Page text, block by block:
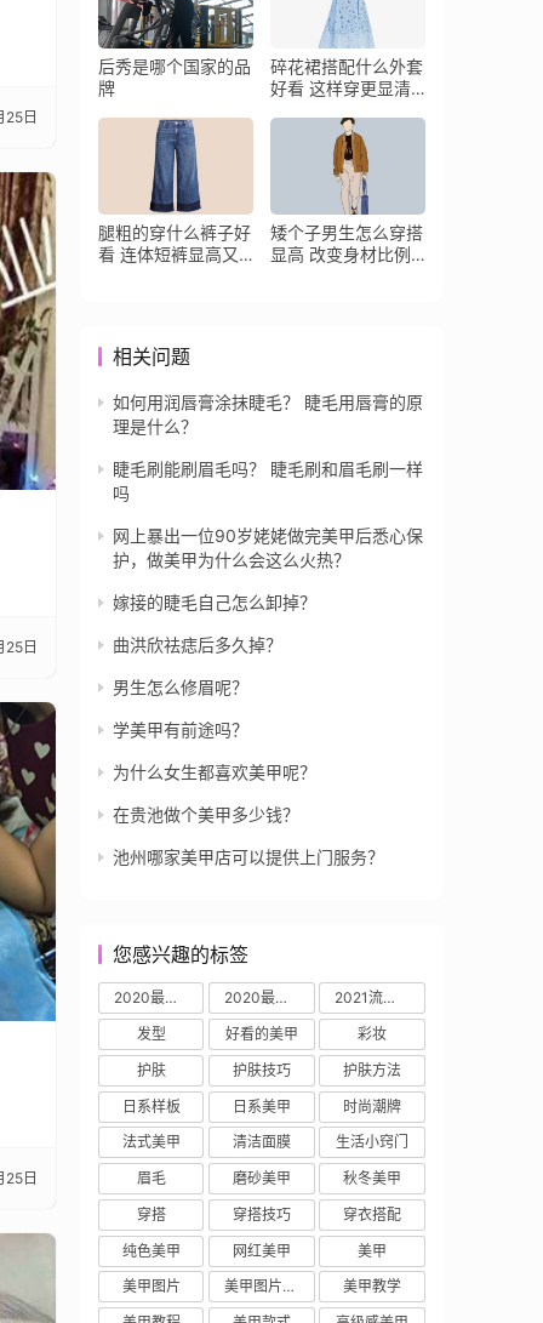
日
日
日
后秀是哪个国家的品
牌
碎花裙搭配什么外套
好看 这样穿更显清
腿粗的穿什么裤子好
看 连体短裤显高又
矮个子男生怎么穿搭
显高 改变身材比例
相关问题
如何用润唇膏涂抹睫毛？ 睫毛用唇膏的原
理是什么？
睫毛刷能刷眉毛吗？ 睫毛刷和眉毛刷一样
吗
网上暴出一位90岁姥姥做完美甲后悉心保
护，做美甲为什么会这么火热？
嫁接的睫毛自己怎么卸掉？
曲洪欣祛痣后多久掉？
男生怎么修眉呢？
学美甲有前途吗？
为什么女生都喜欢美甲呢？
在贵池做个美甲多少钱？
池州哪家美甲店可以提供上门服务？
您感兴趣的标签
2020最流行的美甲 2020最火的美甲图片
2021流行美甲
发型
好看的美甲
彩妆
护肤
护肤技巧
护肤方法
日系样板
日系美甲
时尚潮牌
法式美甲
清洁面膜
生活小窍门
眉毛
磨砂美甲
秋冬美甲
穿搭
穿搭技巧
穿衣搭配
纯色美甲
网红美甲
美甲
美甲图片
美甲图片2020新款式
美甲教学